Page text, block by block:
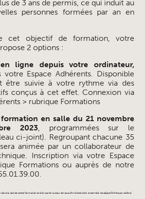
de 3 ans de permis, ce qui induit au
personnes formées par an en
cet objectif de formation, votre
2 options :
ligne depuis votre ordinateur,
votre Espace Adhérents. Disponible
être suivie à votre rythme via des
conçus à cet effet. Connexion via
> rubrique Formations
formation en salle du 21 novembre
2023 , programmées sur le
ci-joint). Regroupant chacune 35
animée par un collaborateur de
Inscription via votre Espace
Formations ou auprès de notre
dans la voie de cette formation et d’en parler autour de vous afin d’atteindre, ensemble, les objectifs fixés par celle-ci.